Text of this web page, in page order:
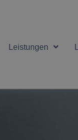
Leistungen